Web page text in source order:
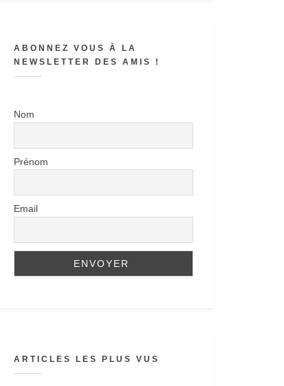
ABONNEZ VOUS À LA
NEWSLETTER DES AMIS !
Nom
Prénom
Email
ARTICLES LES PLUS VUS